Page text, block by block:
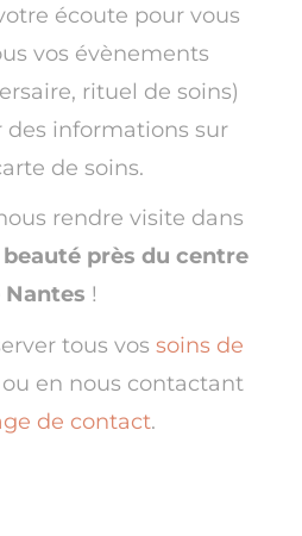
écoute pour vous
vos évènements
rituel de soins)
des informations sur
de soins.
rendre visite dans
près du centre
Nantes !
tous vos soins de
ou en nous contactant
de contact.